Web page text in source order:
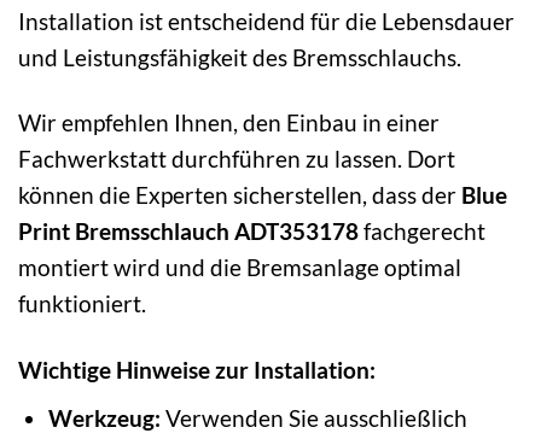
Installation ist entscheidend für die Lebensdauer
und Leistungsfähigkeit des Bremsschlauchs.
Wir empfehlen Ihnen, den Einbau in einer
Fachwerkstatt durchführen zu lassen. Dort
können die Experten sicherstellen, dass der Blue
Print Bremsschlauch ADT353178fachgerecht
montiert wird und die Bremsanlage optimal
funktioniert.
Wichtige Hinweise zur Installation:
Werkzeug: Verwenden Sie ausschließlich